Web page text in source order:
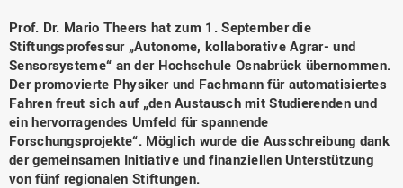
Prof. Dr. Mario Theers hat zum 1. September die
Stiftungsprofessur „Autonome, kollaborative Agrar- und
Sensorsysteme“ an der Hochschule Osnabrück übernommen.
Der promovierte Physiker und Fachmann für automatisiertes
Fahren freut sich auf „den Austausch mit Studierenden und
ein hervorragendes Umfeld für spannende
Forschungsprojekte“. Möglich wurde die Ausschreibung dank
der gemeinsamen Initiative und finanziellen Unterstützung
von fünf regionalen Stiftungen.